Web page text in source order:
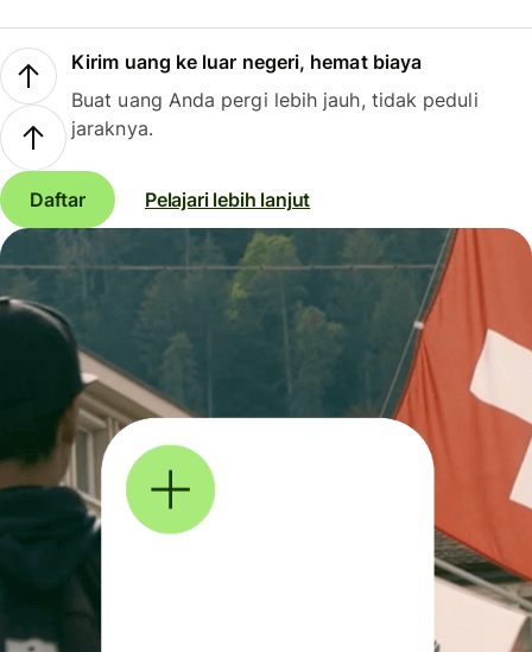
Kirim uang ke luar negeri, hemat biaya
Buat uang Anda pergi lebih jauh, tidak peduli
jaraknya.
Daftar Pelajari lebih lanjut